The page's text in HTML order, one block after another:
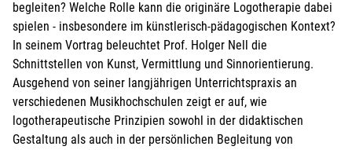
begleiten? Welche Rolle kann die originäre Logotherapie dabei
spielen - insbesondere im künstlerisch-pädagogischen Kontext?
In seinem Vortrag beleuchtet Prof. Holger Nell die
Schnittstellen von Kunst, Vermittlung und Sinnorientierung.
Ausgehend von seiner langjährigen Unterrichtspraxis an
verschiedenen Musikhochschulen zeigt er auf, wie
logotherapeutische Prinzipien sowohl in der didaktischen
Gestaltung als auch in der persönlichen Begleitung von